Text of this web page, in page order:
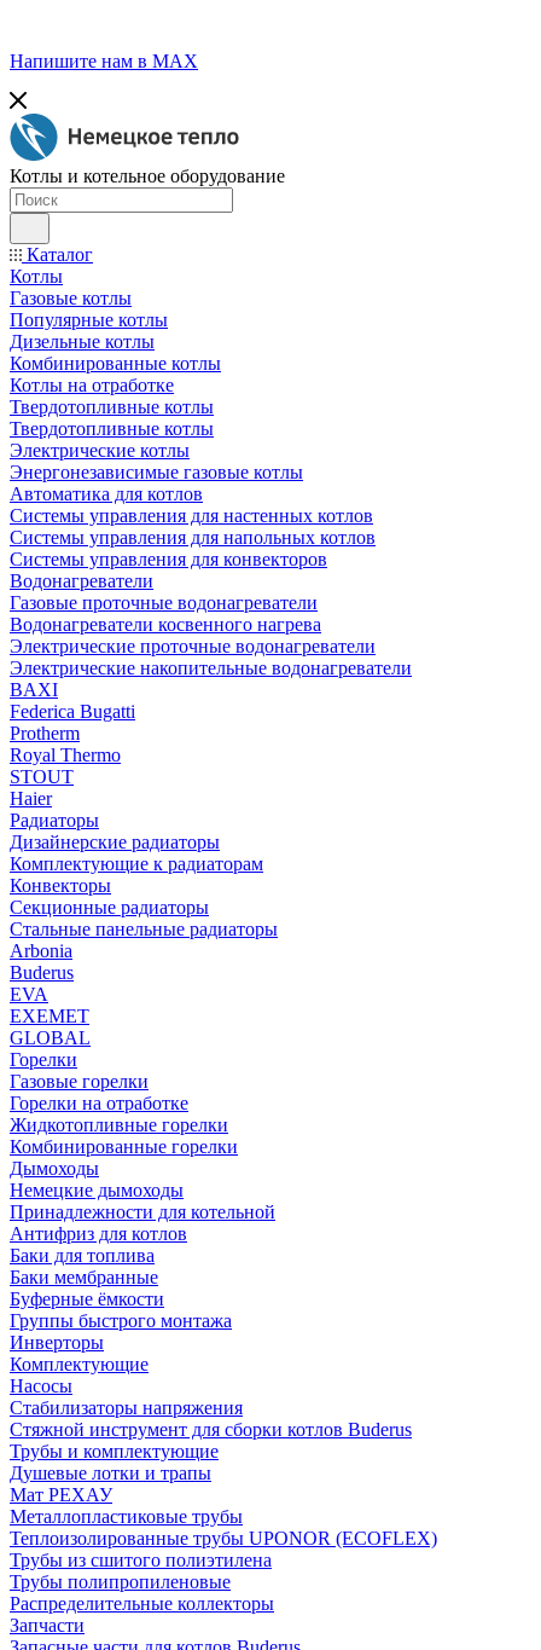
Напишите нам в МАХ
Котлы и котельное оборудование
Каталог
Котлы
Газовые котлы
Популярные котлы
Дизельные котлы
Комбинированные котлы
Котлы на отработке
Твердотопливные котлы
Твердотопливные котлы
Электрические котлы
Энергонезависимые газовые котлы
Автоматика для котлов
Системы управления для настенных котлов
Системы управления для напольных котлов
Системы управления для конвекторов
Водонагреватели
Газовые проточные водонагреватели
Водонагреватели косвенного нагрева
Электрические проточные водонагреватели
Электрические накопительные водонагреватели
BAXI
Federica Bugatti
Protherm
Royal Thermo
STOUT
Haier
Радиаторы
Дизайнерские радиаторы
Комплектующие к радиаторам
Конвекторы
Секционные радиаторы
Стальные панельные радиаторы
Arbonia
Buderus
EVA
EXEMET
GLOBAL
Горелки
Газовые горелки
Горелки на отработке
Жидкотопливные горелки
Комбинированные горелки
Дымоходы
Немецкие дымоходы
Принадлежности для котельной
Антифриз для котлов
Баки для топлива
Баки мембранные
Буферные ёмкости
Группы быстрого монтажа
Инверторы
Комплектующие
Насосы
Стабилизаторы напряжения
Стяжной инструмент для сборки котлов Buderus
Трубы и комплектующие
Душевые лотки и трапы
Мат РЕХАУ
Металлопластиковые трубы
Теплоизолированные трубы UPONOR (ECOFLEX)
Трубы из сшитого полиэтилена
Трубы полипропиленовые
Распределительные коллекторы
Запчасти